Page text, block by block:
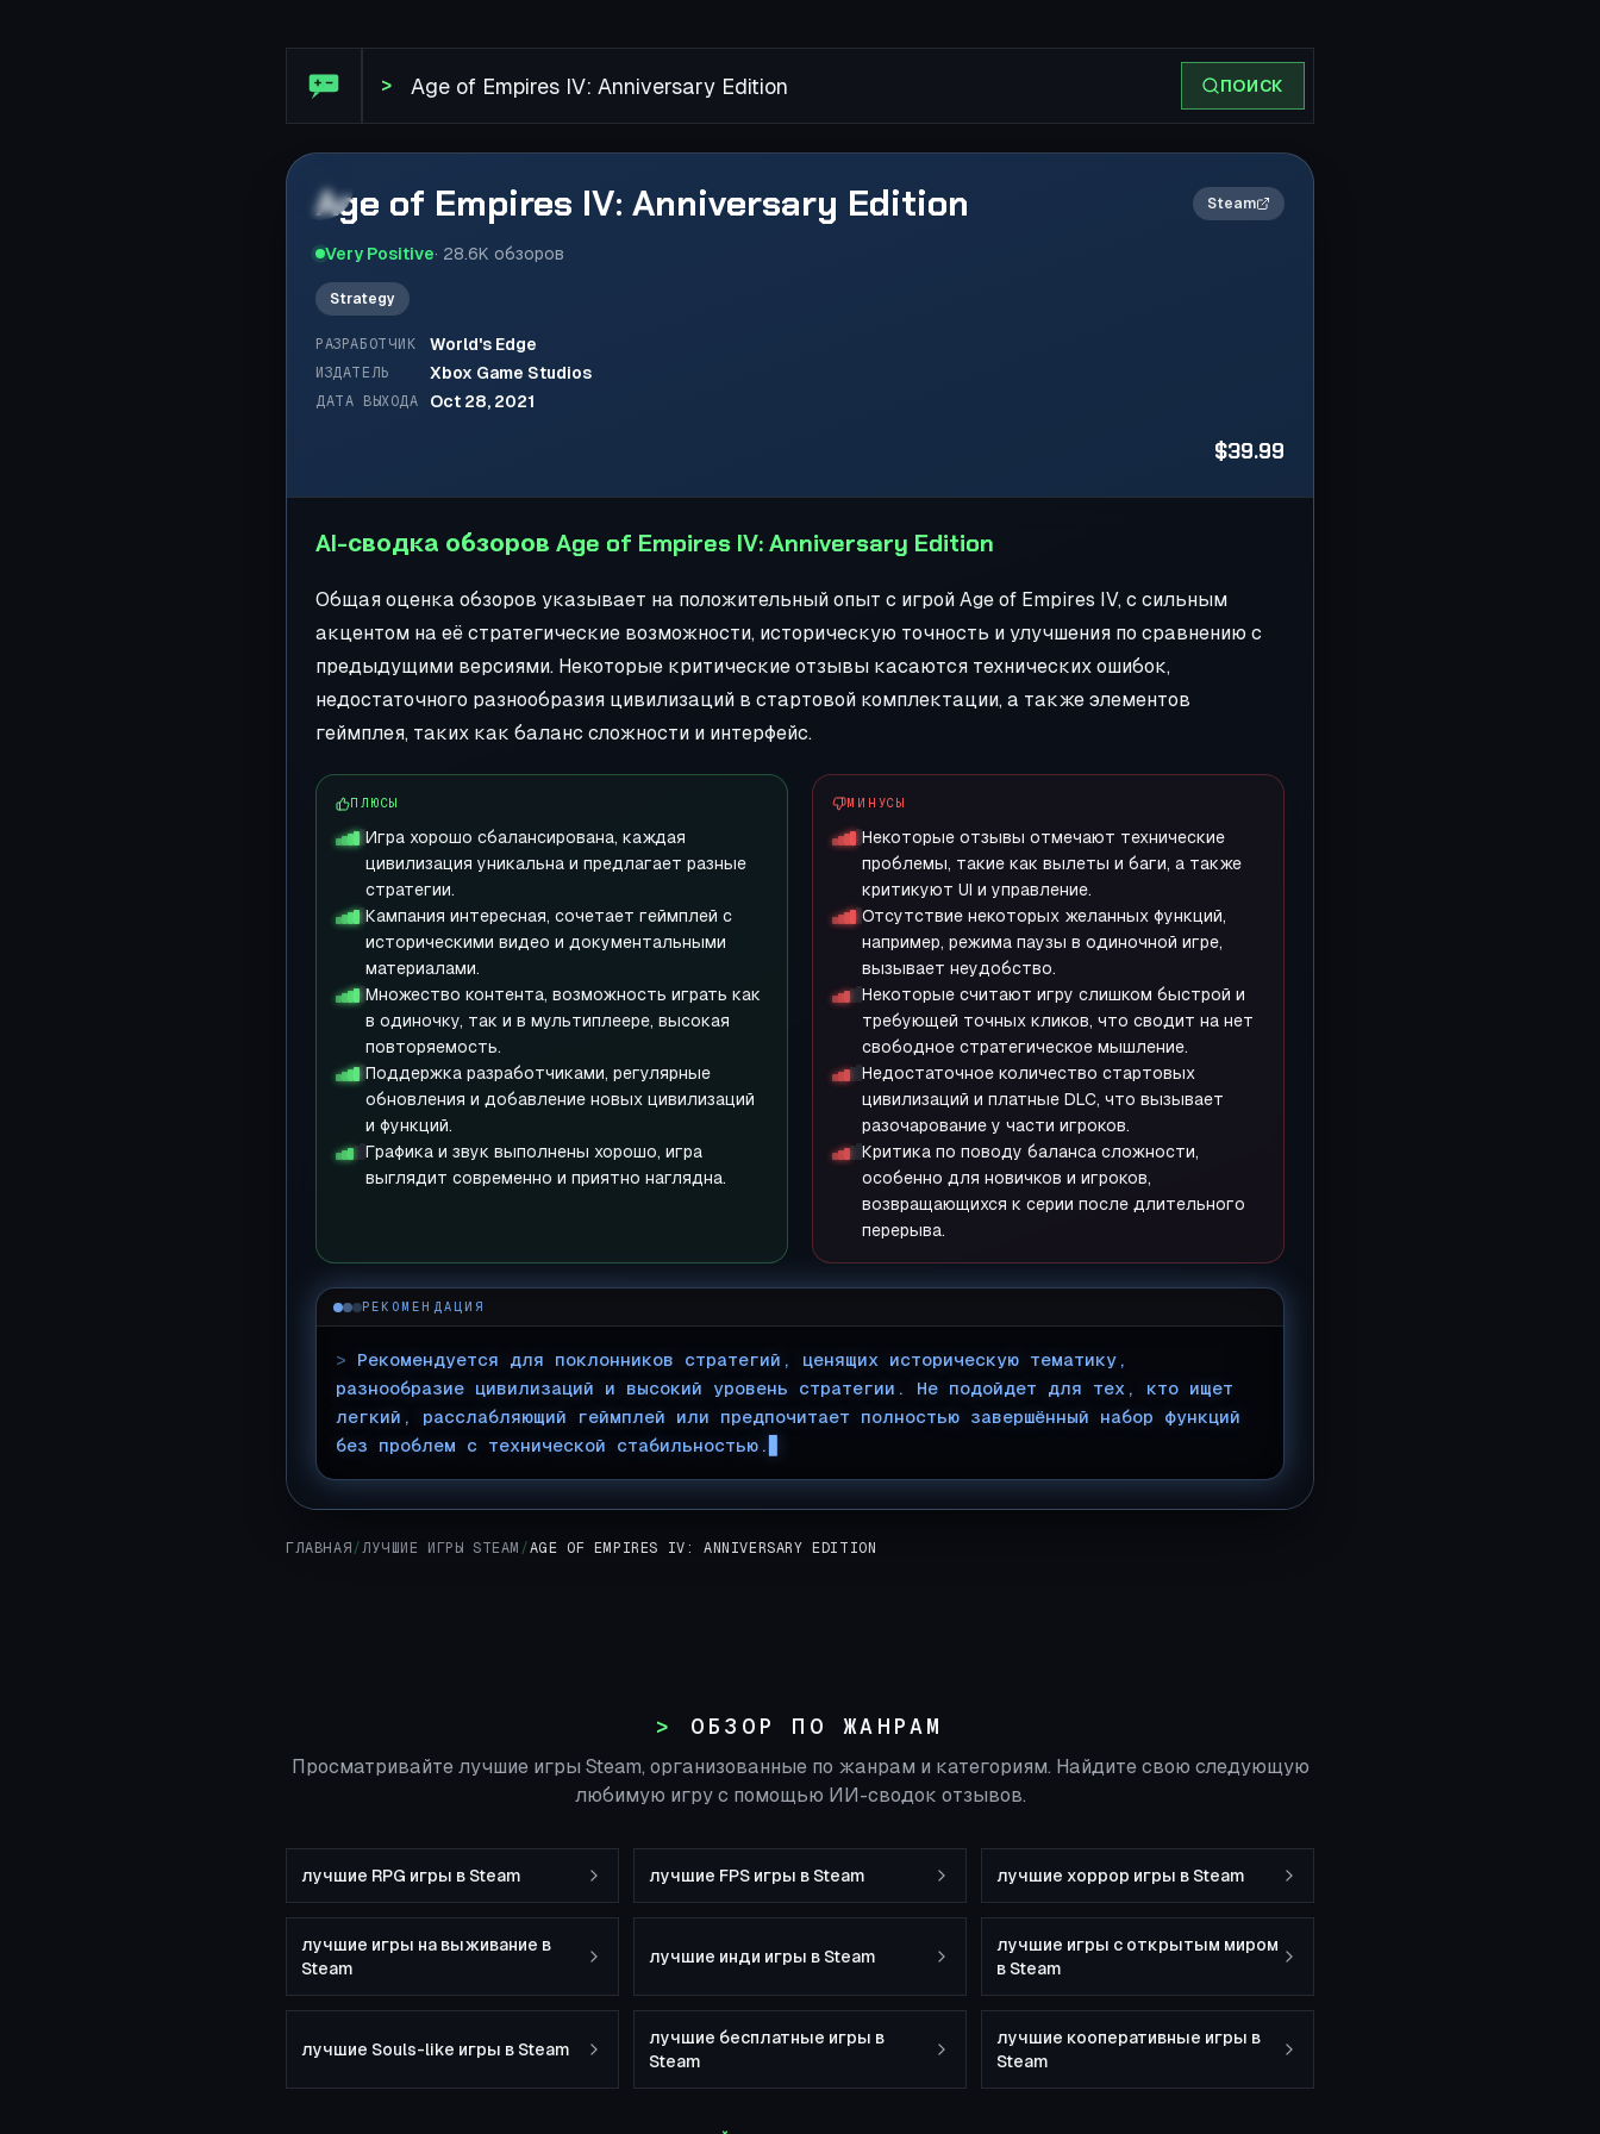
> ПОИСК
2×
Age of Empires IV: Anniversary Edition Steam
Very Positive· 28.6K обзоров
Strategy
РАЗРАБОТЧИК World's Edge
ИЗДАТЕЛЬ Xbox Game Studios
ДАТА ВЫХОДА Oct 28, 2021
$39.99
AI-сводка обзоров Age of Empires IV: Anniversary Edition
Общая оценка обзоров указывает на положительный опыт с игрой Age of Empires IV, с сильным
акцентом на её стратегические возможности, историческую точность и улучшения по сравнению с
предыдущими версиями. Некоторые критические отзывы касаются технических ошибок,
недостаточного разнообразия цивилизаций в стартовой комплектации, а также элементов
геймплея, таких как баланс сложности и интерфейс.
ПЛЮСЫ
Игра хорошо сбалансирована, каждая
цивилизация уникальна и предлагает разные
стратегии.
Кампания интересная, сочетает геймплей с
историческими видео и документальными
материалами.
Множество контента, возможность играть как
в одиночку, так и в мультиплеере, высокая
повторяемость.
Поддержка разработчиками, регулярные
обновления и добавление новых цивилизаций
и функций.
Графика и звук выполнены хорошо, игра
выглядит современно и приятно наглядна.
МИНУСЫ
Некоторые отзывы отмечают технические
проблемы, такие как вылеты и баги, а также
критикуют UI и управление.
Отсутствие некоторых желанных функций,
например, режима паузы в одиночной игре,
вызывает неудобство.
Некоторые считают игру слишком быстрой и
требующей точных кликов, что сводит на нет
свободное стратегическое мышление.
Недостаточное количество стартовых
цивилизаций и платные DLC, что вызывает
разочарование у части игроков.
Критика по поводу баланса сложности,
особенно для новичков и игроков,
возвращающихся к серии после длительного
перерыва.
РЕКОМЕНДАЦИЯ
> Рекомендуется для поклонников стратегий, ценящих историческую тематику,
разнообразие цивилизаций и высокий уровень стратегии. Не подойдет для тех, кто ищет
легкий, расслабляющий геймплей или предпочитает полностью завершённый набор функций
без проблем с технической стабильностью.
ГЛАВНАЯ /ЛУЧШИЕ ИГРЫ STEAM /AGE OF EMPIRES IV: ANNIVERSARY EDITION
ОБЗОР ПО ЖАНРАМ
Просматривайте лучшие игры Steam, организованные по жанрам и категориям. Найдите свою следующую
любимую игру с помощью ИИ-сводок отзывов.
лучшие RPG игры в Steam лучшие FPS игры в Steam лучшие хоррор игры в Steam
лучшие игры на выживание в
Steam
лучшие инди игры в Steam
лучшие игры с открытым миром
в Steam
лучшие Souls-like игры в Steam
лучшие бесплатные игры в
Steam
лучшие кооперативные игры в
Steam